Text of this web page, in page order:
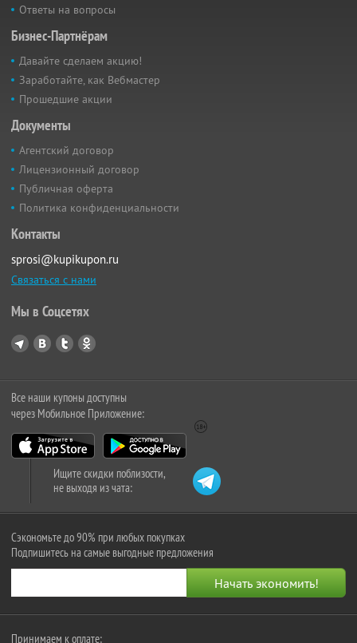
Ответы на вопросы
Бизнес-Партнёрам
Давайте сделаем акцию!
Заработайте, как Вебмастер
Прошедшие акции
Документы
Агентский договор
Лицензионный договор
Публичная оферта
Политика конфиденциальности
Контакты
sprosi@kupikupon.ru
Связаться с нами
Мы в Соцсетях
Все наши купоны доступны
через Мобильное Приложение:
Ищите скидки поблизости,
не выходя из чата:
Сэкономьте до 90% при любых покупках
Подпишитесь на самые выгодные предложения
Принимаем к оплате: